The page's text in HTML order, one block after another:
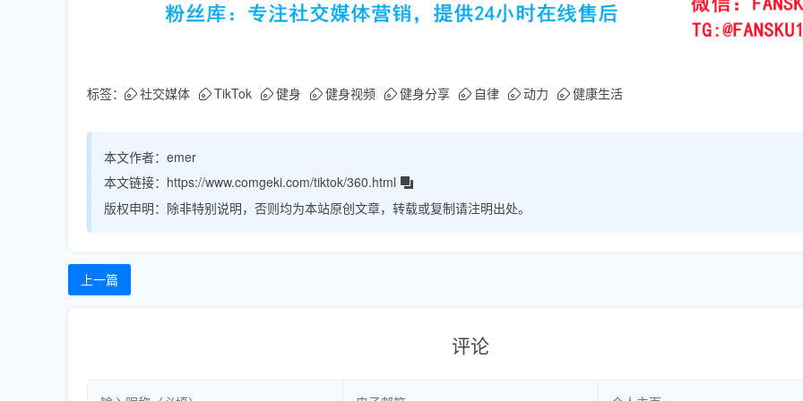
标签： 社交媒体 TikTok 健身 健身视频 健身分享 自律 动力 健康生活
本文作者： emer
本文链接： https://www.comgeki.com/tiktok/360.html
版权申明： 除非特别说明，否则均为本站原创文章，转载或复制请注明出处。
上一篇
评论